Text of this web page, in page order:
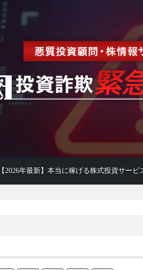
【2026年最新】本当に稼げる株式投資サービ